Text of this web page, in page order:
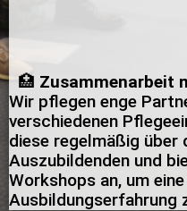
🏥 Zusammenarbeit
Wir pflegen enge
verschiedenen
diese regelmäßig
Auszubildenden und
Workshops an, um
Ausbildungserfahrung